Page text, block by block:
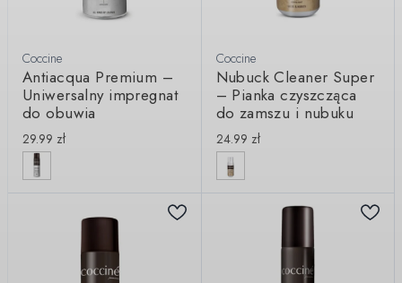
Coccine
Antiacqua Premium –
Uniwersalny impregnat
do obuwia
29.99 zł
Coccine
Nubuck Cleaner Super
– Pianka czyszcząca
do zamszu i nubuku
24.99 zł